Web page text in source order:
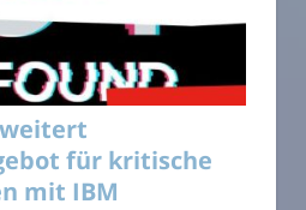
für kritische
mit IBM